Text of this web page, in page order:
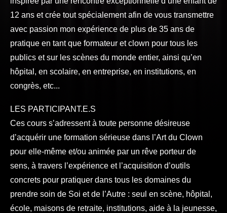
12 ans et crée tout spécialement afin de vous transmettre
avec passion mon expérience de plus de 35 ans de
pratique en tant que formateur et clown pour tous les
publics et sur les scènes du monde entier, ainsi qu’en
hôpital, en scolaire, en entreprise, en institutions, en
congrès, etc...
LES PARTICIPANT.E.S
Ces cours s’adressent à toute personne désireuse
d’acquérir une formation sérieuse dans l’Art du Clown
pour elle-même et/ou animée par un rêve porteur de
sens, à travers l’expérience et l’acquisition d’outils
concrets pour pratiquer dans tous les domaines du
prendre soin de Soi et de l’Autre : seul en scène, hôpital,
école, maisons de retraite, institutions, aide à la jeunesse,